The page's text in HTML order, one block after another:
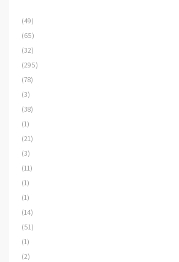
(49)
(65)
(32)
(295)
(78)
(3)
(38)
(1)
(21)
(3)
(11)
(1)
(1)
(14)
(51)
(1)
(2)